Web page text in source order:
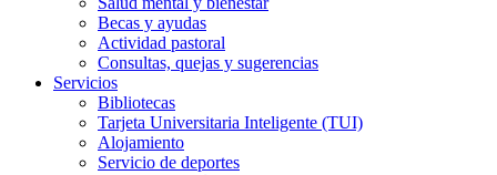
Becas y ayudas
Actividad pastoral
Consultas, quejas y sugerencias
Servicios
Bibliotecas
Tarjeta Universitaria Inteligente (TUI)
Alojamiento
Servicio de deportes